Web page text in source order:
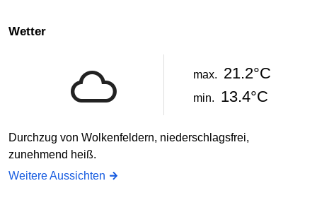
Wetter
max. 21.2°C
min. 13.4°C
Durchzug von Wolkenfeldern, niederschlagsfrei,
zunehmend heiß.
Weitere Aussichten